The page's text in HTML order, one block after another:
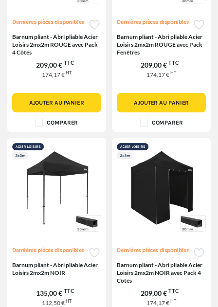
Dernières pièces disponibles
Barnum pliant - Abri pliable Acier
Loisirs 2mx2m ROUGE avec Pack
4 Côtés
209,00 € TTC
174,17 €HT
AJOUTER AU PANIER
COMPARER
Dernières pièces disponibles
Barnum pliant - Abri pliable Acier
Loisirs 2mx2m ROUGE avec Pack
Fenêtres
209,00 € TTC
174,17 €HT
AJOUTER AU PANIER
COMPARER
Dernières pièces disponibles
Barnum pliant - Abri pliable Acier
Loisirs 2mx2m NOIR
135,00 € TTC
112,50 €HT
Dernières pièces disponibles
Barnum pliant - Abri pliable Acier
Loisirs 2mx2m NOIR avec Pack 4
Côtés
209,00 € TTC
174,17 €HT